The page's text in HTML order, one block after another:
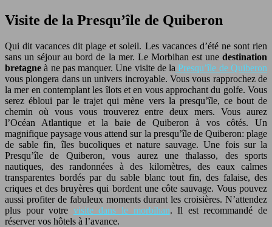
Visite de la Presqu’île de Quiberon
Qui dit vacances dit plage et soleil. Les vacances d’été ne sont rien
sans un séjour au bord de la mer. Le Morbihan est une destination
bretagne à ne pas manquer. Une visite de la Presqu’île de Quiberon
vous plongera dans un univers incroyable. Vous vous rapprochez de
la mer en contemplant les îlots et en vous approchant du golfe. Vous
serez ébloui par le trajet qui mène vers la presqu’île, ce bout de
chemin où vous vous trouverez entre deux mers. Vous aurez
l’Océan Atlantique et la baie de Quiberon à vos côtés. Un
magnifique paysage vous attend sur la presqu’île de Quiberon: plage
de sable fin, îles bucoliques et nature sauvage. Une fois sur la
Presqu’île de Quiberon, vous aurez une thalasso, des sports
nautiques, des randonnées à des kilomètres, des eaux calmes
transparentes bordés par du sable blanc tout fin, des falaise, des
criques et des bruyères qui bordent une côte sauvage. Vous pouvez
aussi profiter de fabuleux moments durant les croisières. N’attendez
plus pour votre visite dans le morbihan. Il est recommandé de
réserver vos hôtels à l’avance.